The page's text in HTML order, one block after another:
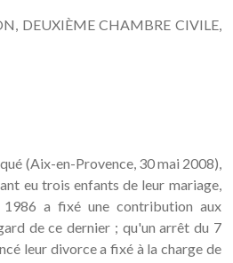
DEUXIÈME CHAMBRE CIVILE,
(Aix-en-Provence, 30 mai 2008),
eu trois enfants de leur mariage,
a fixé une contribution aux
de ce dernier ; qu'un arrêt du 7
leur divorce a fixé à la charge de